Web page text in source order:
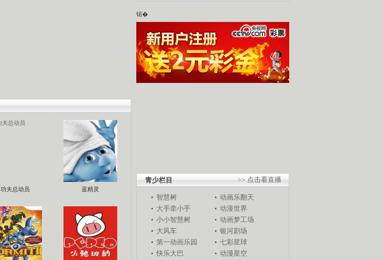
功夫总动员 蓝精灵
锘�
>> 点击看直播
青少栏目
智慧树
动画乐翻天
大手牵小手
动漫世界
小小智慧树
动画梦工场
大风车
银河剧场
第一动画乐园
七彩星球
快乐大巴
动漫星空